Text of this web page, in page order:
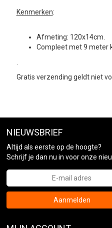
Kenmerken:
Afmeting: 120x14cm.
Compleet met 9 meter
Gratis verzending geldt niet
NIEUWSBRIEF
Altijd als eerste op de hoogte?
Schrijf je dan nu in voor onze
Aanmelden